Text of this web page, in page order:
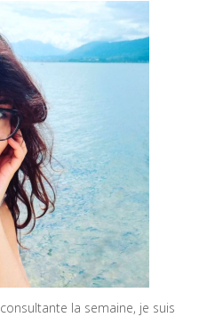
la semaine, je suis